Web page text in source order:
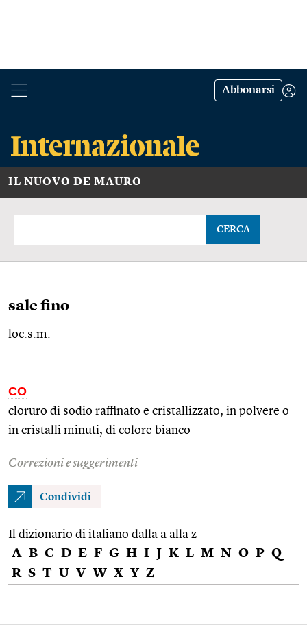
Abbonarsi
IL NUOVO DE MAURO
CERCA
sale fino
loc.s.m.
CO
cloruro di sodio raffinato e cristallizzato, in polvere o
in cristalli minuti, di colore bianco
Correzioni e suggerimenti
Condividi
Il dizionario di italiano dalla a alla z
A B C D E F G H I J K L M N O P Q
R S T U V W X Y Z